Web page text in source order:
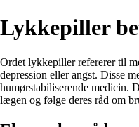
Lykkepiller
Ordet lykkepiller refererer til
depression eller angst. Disse
humørstabiliserende medicin.
lægen og følge deres råd om